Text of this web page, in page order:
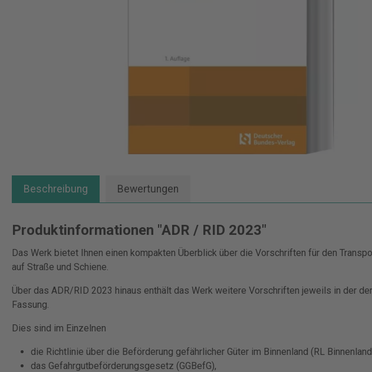
Beschreibung Bewertungen
Produktinformationen "ADR / RID 2023"
Das Werk bietet Ihnen einen kompakten Überblick über die Vorschriften für den
auf Straße und Schiene.
Über das ADR/RID 2023 hinaus enthält das Werk weitere Vorschriften jeweils in der
Fassung.
Dies sind im Einzelnen
die Richtlinie über die Beförderung gefährlicher Güter im Binnenland (RL
das Gefahrgutbeförderungsgesetz (GGBefG),